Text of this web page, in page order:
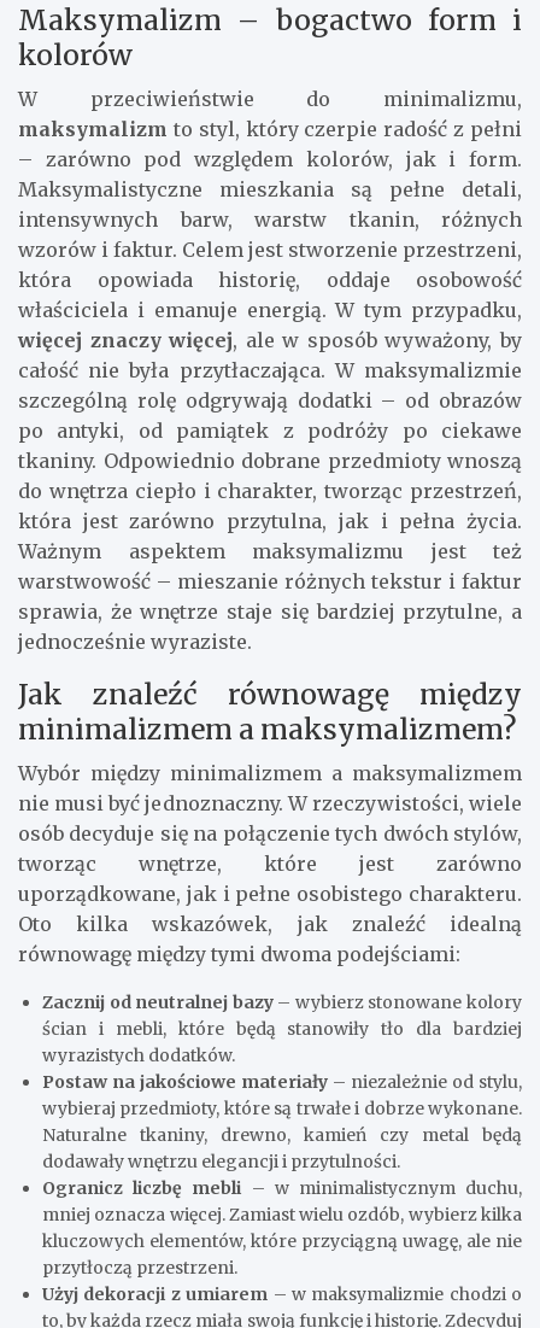
Maksymalizm – bogactwo form i
kolorów
W przeciwieństwie do minimalizmu,
maksymalizm to styl, który czerpie radość z pełni
– zarówno pod względem kolorów, jak i form.
Maksymalistyczne mieszkania są pełne detali,
intensywnych barw, warstw tkanin, różnych
wzorów i faktur. Celem jest stworzenie przestrzeni,
która opowiada historię, oddaje osobowość
właściciela i emanuje energią. W tym przypadku,
więcej znaczy więcej, ale w sposób wyważony, by
całość nie była przytłaczająca. W maksymalizmie
szczególną rolę odgrywają dodatki – od obrazów
po antyki, od pamiątek z podróży po ciekawe
tkaniny. Odpowiednio dobrane przedmioty wnoszą
do wnętrza ciepło i charakter, tworząc przestrzeń,
która jest zarówno przytulna, jak i pełna życia.
Ważnym aspektem maksymalizmu jest też
warstwowość – mieszanie różnych tekstur i faktur
sprawia, że wnętrze staje się bardziej przytulne, a
jednocześnie wyraziste.
Jak znaleźć równowagę między
minimalizmem a maksymalizmem?
Wybór między minimalizmem a maksymalizmem
nie musi być jednoznaczny. W rzeczywistości, wiele
osób decyduje się na połączenie tych dwóch stylów,
tworząc wnętrze, które jest zarówno
uporządkowane, jak i pełne osobistego charakteru.
Oto kilka wskazówek, jak znaleźć idealną
równowagę między tymi dwoma podejściami:
Zacznij od neutralnej bazy– wybierz stonowane kolory
ścian i mebli, które będą stanowiły tło dla bardziej
wyrazistych dodatków.
Postaw na jakościowe materiały – niezależnie od stylu,
wybieraj przedmioty, które są trwałe i dobrze wykonane.
Naturalne tkaniny, drewno, kamień czy metal będą
dodawały wnętrzu elegancji i przytulności.
Ogranicz liczbę mebli – w minimalistycznym duchu,
mniej oznacza więcej. Zamiast wielu ozdób, wybierz kilka
kluczowych elementów, które przyciągną uwagę, ale nie
przytłoczą przestrzeni.
Użyj dekoracji z umiarem – w maksymalizmie chodzi o
to, by każda rzecz miała swoją funkcję i historię. Zdecyduj